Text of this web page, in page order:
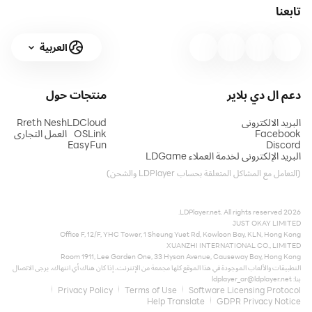
- بيانات الطقس الشاملة مباشرة من National Weather
Service and Environment Canada
تابعنا
العربية
دعم ال دي بلاير
البريد الالكتروني
Facebook
Discord
البريد الإلكتروني لخدمة العملاء LDGame
(التعامل مع المشاكل المتعلقة بحساب LDPlayer والشحن)
منتجات
LDCloud
OSLink
EasyFun
حول
Rreth Nesh
العمل التجاري
2026 LDPlayer.net. All rights reserved.
JUST OKAY LIMITED
Office F, 12/F, YHC Tower, 1 Sheung Yuet Rd, Kowloon Bay, KLN, Hong Kong
XUANZHI INTERNATIONAL CO., LIMITED
Room 1911, Lee Garden One, 33 Hysan Avenue, Causeway Bay, Hong Kong
التطبيقات والألعاب الموجودة في هذا الموقع كلها مجمعة من الإنترنت، إذا كان هناك أي انتهاك، يرجى الاتصال
بنا: ldplayer_ar@ldplayer.net
Software Licensing Protocol
Terms of Use
Privacy Policy
GDPR Privacy Notice
Help Translate